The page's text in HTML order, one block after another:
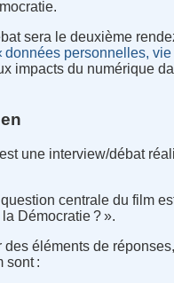
sera le deuxième
données personnelles, vie
impacts du numérique
est une interview/débat
centrale du film
Démocratie ? ».
des éléments de
sont :